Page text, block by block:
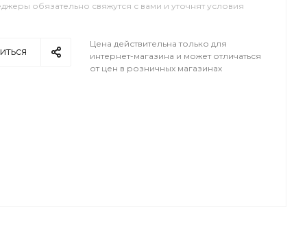
обязательно свяжутся с вами и уточнят условия
Цена действительна только для
интернет-магазина и может отличаться
от цен в розничных магазинах